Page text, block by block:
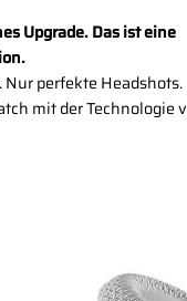
Upgrade. Das ist eine
Nur perfekte Headshots.
mit der Technologie